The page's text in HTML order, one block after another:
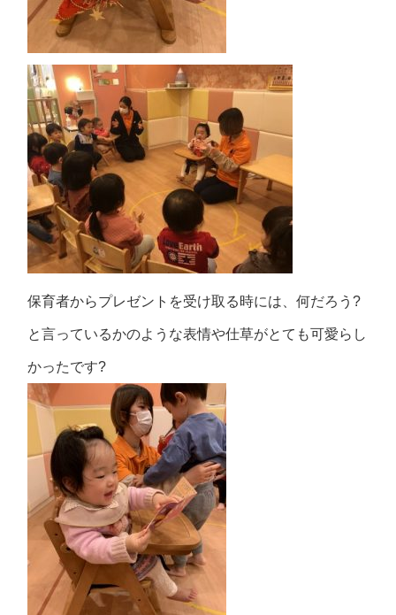
保育者からプレゼントを受け取る時には、何だろう?
と言っているかのような表情や仕草がとても可愛らし
かったです?